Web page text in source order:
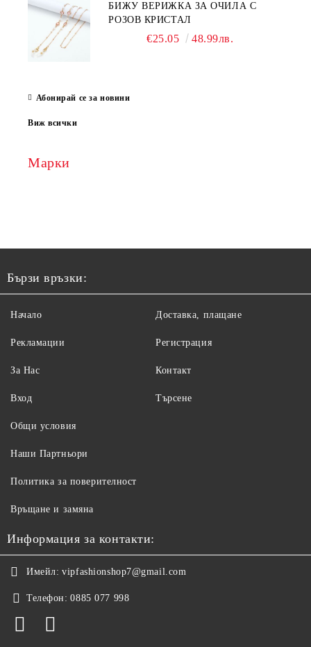
БИЖУ ВЕРИЖКА ЗА ОЧИЛА С
РОЗОВ КРИСТАЛ
€25.05 48.99лв.
Абонирай се за новини
Виж всички
Марки
Бързи връзки:
Начало
Рекламации
За Нас
Вход
Доставка, плащане
Регистрация
Контакт
Търсене
Общи условия
Наши Партньори
Политика за поверителност
Връщане и замяна
Информация за контакти:
Имейл: vipfashionshop7@gmail.com
Телефон: 0885 077 998